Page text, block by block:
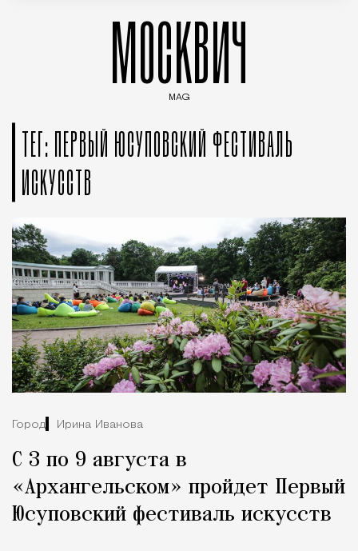
МОСКВИЧ
MAG
ТЕГ: ПЕРВЫЙ ЮСУПОВСКИЙ ФЕСТИВАЛЬ
ИСКУССТВ
Город Ирина Иванова
С 3 по 9 августа в
«Архангельском» пройдет Первый
Юсуповский фестиваль искусств